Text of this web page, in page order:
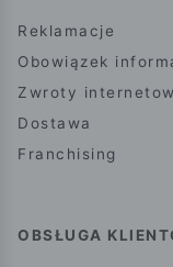
Reklamacje
Obowiązek
Zwroty
Dostawa
Franchising
OBSŁUGA